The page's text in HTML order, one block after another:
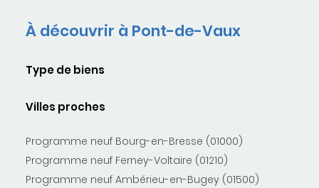
À découvrir à Pont-de-Vaux
Type de biens
Villes proches
Programme neuf Bourg-en-Bresse (01000)
Programme neuf Ferney-Voltaire (01210)
Programme neuf Ambérieu-en-Bugey (01500)